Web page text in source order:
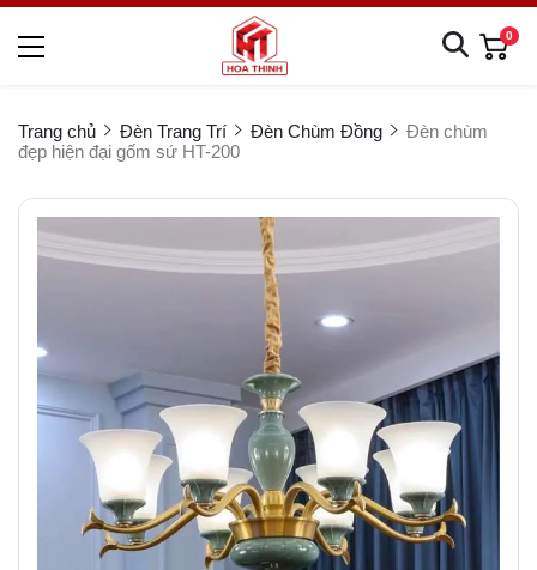
0
Trang chủ Đèn Trang Trí Đèn Chùm Đồng
Đèn chùm
đẹp hiện đại gốm sứ HT-200